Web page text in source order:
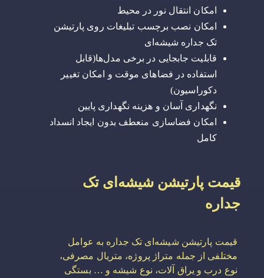
امکان انتقال نور در محیط
امکان نصب برچسب تبلیغات روی پارتیشن
تک جداره شیشه‌ای
قابلیت جابجایی در برخی مدل‌ها(قابل
استفاده در فضاهای موقت و امکان تغییر
دکوراسیون)
نگهداری آسان و هزینه نگهداری پایین
امکان فضاسازی منعطف بدون ایجاد انسداد
کامل
قیمت پارتیشن شیشه‌ای تک
جداره
قیمت پارتیشن شیشه‌ای تک جداره به عوامل
مختلفی از جمله متراژ پروژه، متریال مصرفی،
نوع درب و یراق آلات، نوع شیشه و … بستگی